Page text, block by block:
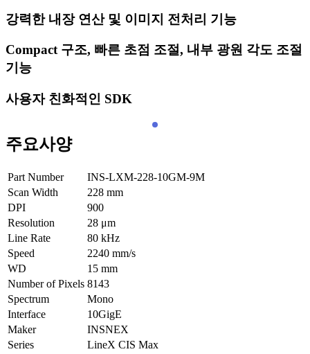
강력한 내장 연산 및 이미지 전처리 기능
Compact 구조, 빠른 초점 조절, 내부 광원 각도 조절
기능
사용자 친화적인 SDK
주요사양
Part Number
INS-LXM-228-10GM-9M
Scan Width
228 mm
DPI
900
Resolution
28 μm
Line Rate
80 kHz
Speed
2240 mm/s
WD
15 mm
Number of Pixels 8143
Spectrum
Mono
Interface
10GigE
Maker
INSNEX
Series
LineX CIS Max